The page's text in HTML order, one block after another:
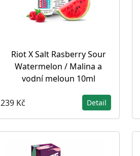
Riot X Salt Rasberry Sour
Watermelon / Malina a
vodní meloun 10ml
239 Kč Detail